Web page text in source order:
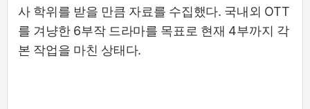
사 학위를 받을 만큼 자료를 수집했다. 국내외 OTT
를 겨냥한 6부작 드라마를 목표로 현재 4부까지 각
본 작업을 마친 상태다.